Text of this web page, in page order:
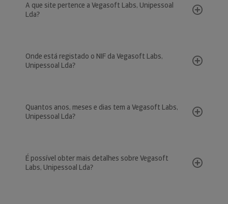
A que site pertence a Vegasoft Labs, Unipessoal
Lda?
Onde está registado o NIF da Vegasoft Labs,
Unipessoal Lda?
Quantos anos, meses e dias tem a Vegasoft Labs,
Unipessoal Lda?
É possível obter mais detalhes sobre Vegasoft
Labs, Unipessoal Lda?